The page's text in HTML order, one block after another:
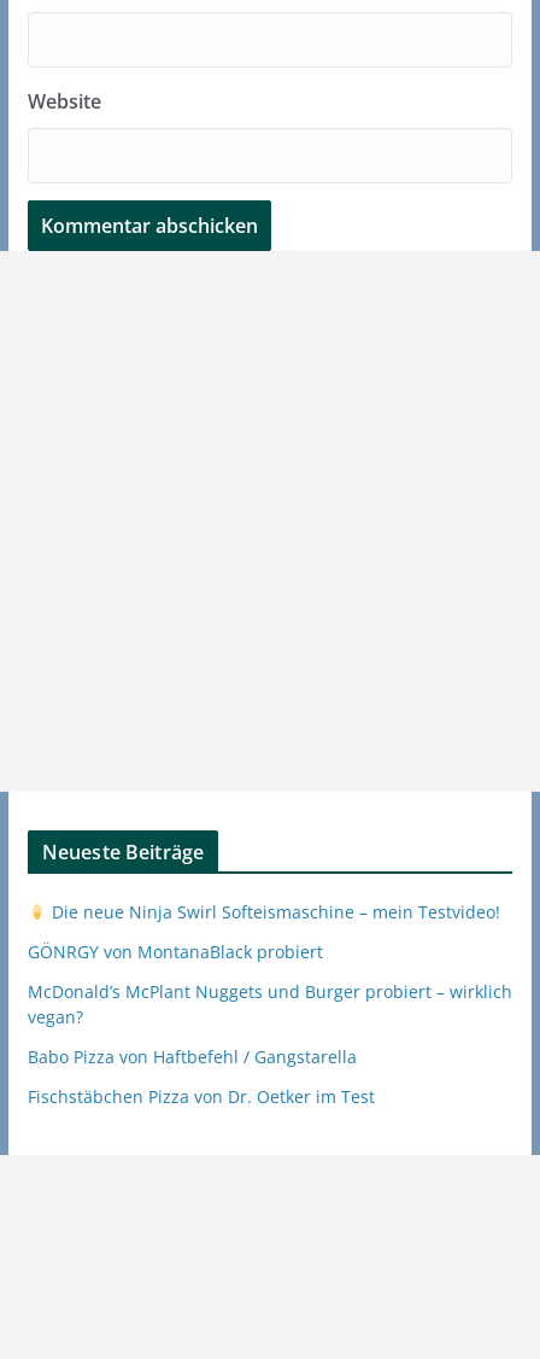
Website
Neueste Beiträge
Die neue Ninja Swirl Softeismaschine – mein Testvideo!
GÖNRGY von MontanaBlack probiert
McDonald’s McPlant Nuggets und Burger probiert – wirklich
vegan?
Babo Pizza von Haftbefehl / Gangstarella
Fischstäbchen Pizza von Dr. Oetker im Test